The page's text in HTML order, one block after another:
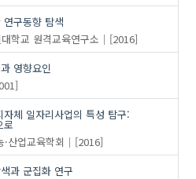
구동향 탐색
학교 원격교육연구소
[2016]
영향요인
체 일자리사업의 특성 탐구:
로
·산업교육학회
[2016]
과 군집화 연구